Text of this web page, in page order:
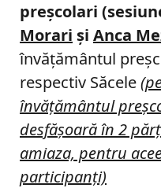
preșcolari
Morari şi Anca
învăţământul
respectiv Săcele
învăţământul
desfăşoară în 2
amiaza, pentru
participanţi)